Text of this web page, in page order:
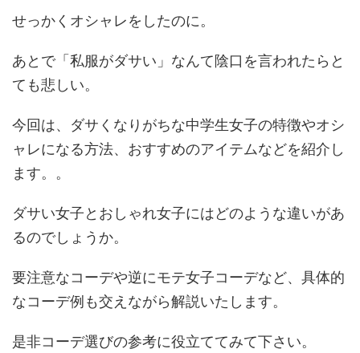
せっかくオシャレをしたのに。
あとで「私服がダサい」なんて陰口を言われたらと
ても悲しい。
今回は、ダサくなりがちな中学生女子の特徴やオシ
ャレになる方法、おすすめのアイテムなどを紹介し
ます。。
ダサい女子とおしゃれ女子にはどのような違いがあ
るのでしょうか。
要注意なコーデや逆にモテ女子コーデなど、具体的
なコーデ例も交えながら解説いたします。
是非コーデ選びの参考に役立ててみて下さい。